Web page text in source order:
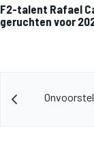
F2-talent Rafael
geruchten voor